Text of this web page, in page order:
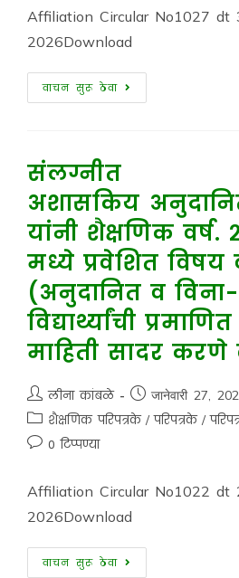
Affiliation Circular No1027 dt
2026Download
वाचन सुरू ठेवा
संलग्नीत
अशासकिय
यांनी शैक्षणिक वर्ष.
मध्ये प्रवेशित विषय
(अनुदानित व
विद्यार्थ्यांची
माहिती सादर करणे
लीना कांबळे जानेवारी 27,
शैक्षणिक परिपत्रके / परिपत्रके /
0 टिप्पण्या
Affiliation Circular No1022 dt
2026Download
वाचन सुरू ठेवा